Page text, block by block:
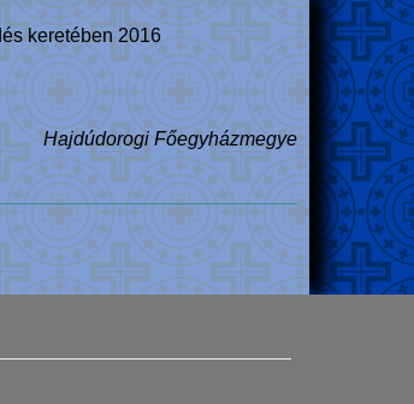
keretében 2016
Hajdúdorogi Főegyházmegye